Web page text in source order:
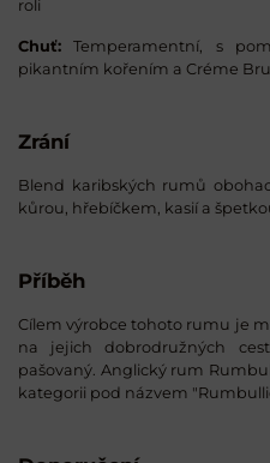
roli
Chuť: Temperamentní, s
pikantním kořením a Créme
Zrání
Blend karibských rumů
kůrou, hřebíčkem, kasií a
Příběh
Cílem výrobce tohoto rumu je
na jejich dobrodružných
pašovaný. Anglický rum
kategorii pod názvem